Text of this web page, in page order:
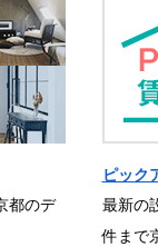
都のデ
ピック
最新の
件まで